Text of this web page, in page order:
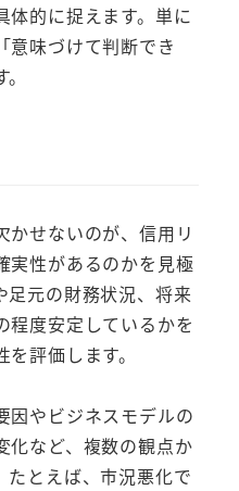
体的に捉えます。単に
意味づけて判断でき
かせないのが、信用リ
実性があるのかを見極
足元の財務状況、将来
程度安定しているかを
評価します。
因やビジネスモデルの
化など、複数の観点か
たとえば、市況悪化で